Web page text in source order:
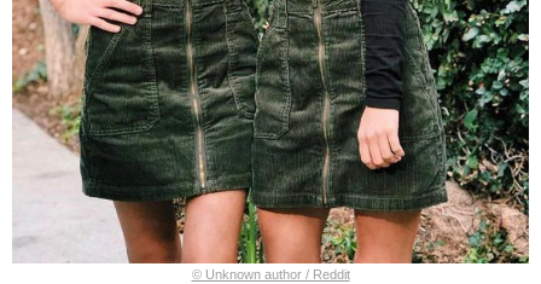
© Unknown author / Reddit